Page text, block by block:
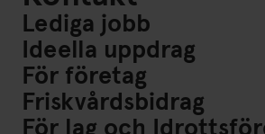
Lediga jobb
Ideella uppdrag
För företag
Friskvårdsbidrag
För lag och